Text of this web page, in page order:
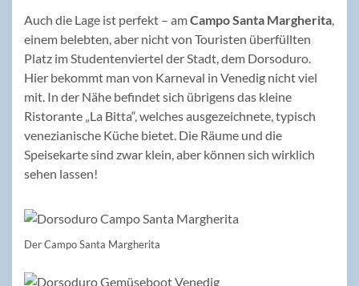
Auch die Lage ist perfekt – amCampo Santa Margherita
einem belebten, aber nicht von Touristen überfüllten
Platz im Studentenviertel der Stadt, dem Dorsoduro.
Hier bekommt man von Karneval in Venedig nicht viel
mit. In der Nähe befindet sich übrigens das kleine
Ristorante „La Bitta“, welches ausgezeichnete, typisch
venezianische Küche bietet. Die Räume und die
Speisekarte sind zwar klein, aber können sich wirklich
sehen lassen!
Der Campo Santa Margherita